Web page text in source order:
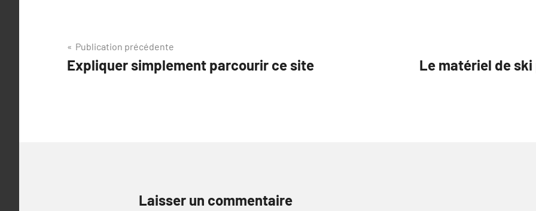
Navigation
de
Publication précédente
Expliquer simplement parcourir ce site
Le matériel de
Laisser un commentaire